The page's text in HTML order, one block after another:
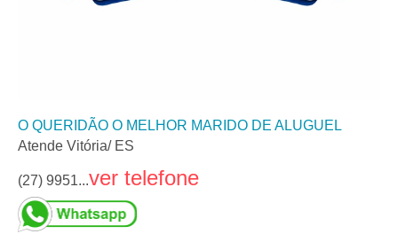
O QUERIDÃO O MELHOR MARIDO DE ALUGUEL
Atende Vitória/ ES
(27) 9951...ver telefone